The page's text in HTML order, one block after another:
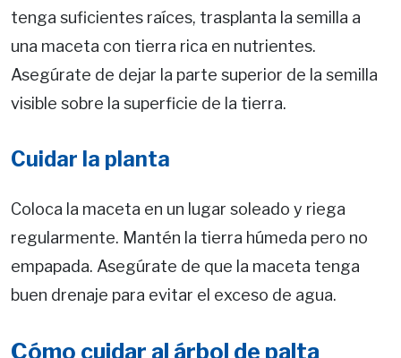
tenga suficientes raíces, trasplanta la semilla a
una maceta con tierra rica en nutrientes.
Asegúrate de dejar la parte superior de la semilla
visible sobre la superficie de la tierra.
Cuidar la planta
Coloca la maceta en un lugar soleado y riega
regularmente. Mantén la tierra húmeda pero no
empapada. Asegúrate de que la maceta tenga
buen drenaje para evitar el exceso de agua.
Cómo cuidar al árbol de palta